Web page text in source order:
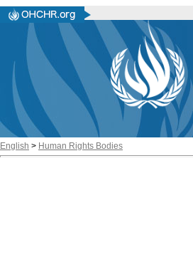
English > Human Rights Bodies